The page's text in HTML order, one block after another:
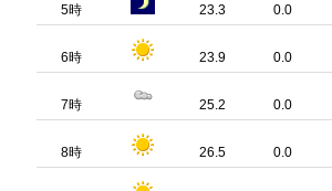
5時 23.3 0.0
6時 23.9 0.0
7時 25.2 0.0
8時 26.5 0.0